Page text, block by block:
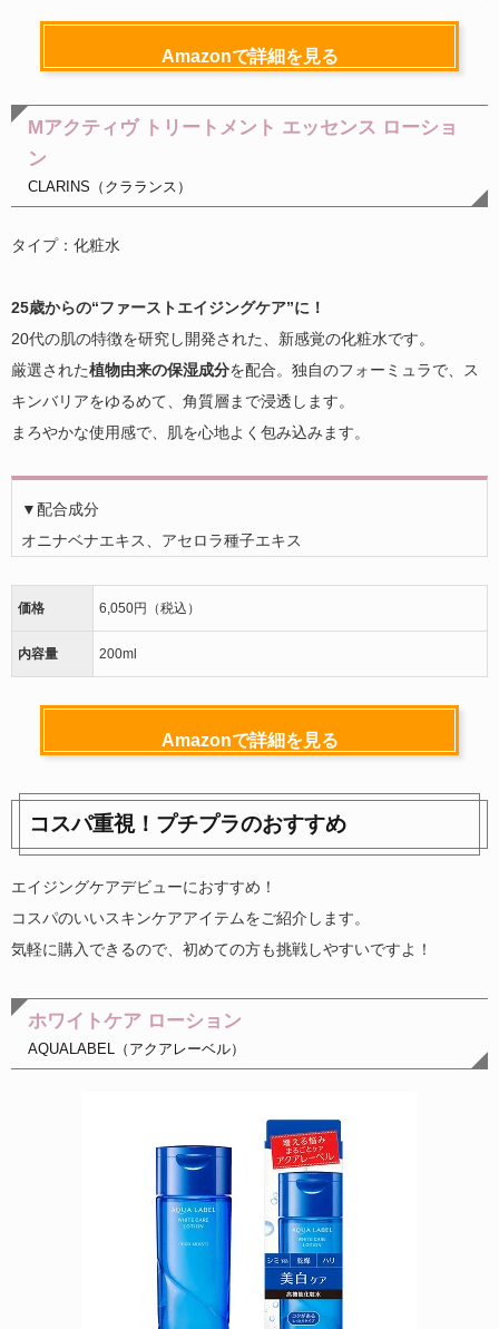
Amazonで詳細を見る
Mアクティヴ トリートメント エッセンス ローショ
ン
CLARINS（クラランス）
タイプ：化粧水
25歳からの“ファーストエイジングケア”に！
20代の肌の特徴を研究し開発された、新感覚の化粧水です。
厳選された植物由来の保湿成分を配合。独自のフォーミュラで、ス
キンバリアをゆるめて、角質層まで浸透します。
まろやかな使用感で、肌を心地よく包み込みます。
▼配合成分
オニナベナエキス、アセロラ種子エキス
価格 6,050円（税込）
内容量 200ml
Amazonで詳細を見る
コスパ重視！プチプラのおすすめ
エイジングケアデビューにおすすめ！
コスパのいいスキンケアアイテムをご紹介します。
気軽に購入できるので、初めての方も挑戦しやすいですよ！
ホワイトケア ローション
AQUALABEL（アクアレーベル）